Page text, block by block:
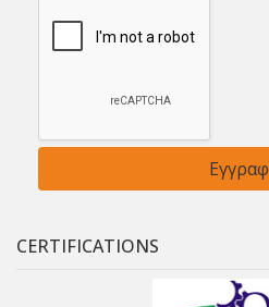
CERTIFICATIONS